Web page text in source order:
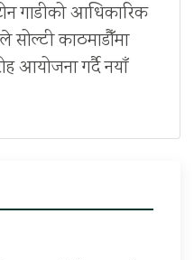
गाडीको आधिकारिक
सोल्टी काठमाडौँमा
आयोजना गर्दै नयाँ